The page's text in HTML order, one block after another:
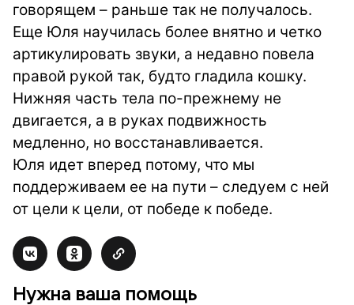
говорящем – раньше так не получалось.
Еще Юля научилась более внятно и четко
артикулировать звуки, а недавно повела
правой рукой так, будто гладила кошку.
Нижняя часть тела по-прежнему не
двигается, а в руках подвижность
медленно, но восстанавливается.
Юля идет вперед потому, что мы
поддерживаем ее на пути – следуем с ней
от цели к цели, от победе к победе.
Нужна ваша помощь